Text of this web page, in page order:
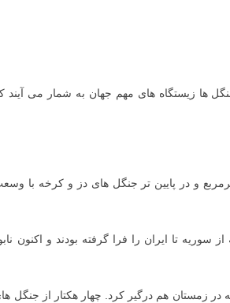
ها زیستگاه های مهم جهان به شمار می آیند
جنگل های زاگرس با وسعت بیش از 35 هزار کیلومترمربع و در پایین تر جنگل های دز و کرخه با
تا ایران را فرا گرفته بودند و اکنون
در زمستان هم درگیر کرد. چهار هکتار از جنگل